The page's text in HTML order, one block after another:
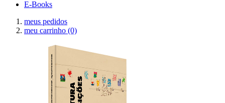
E-Books
meus pedidos
meu carrinho (0)